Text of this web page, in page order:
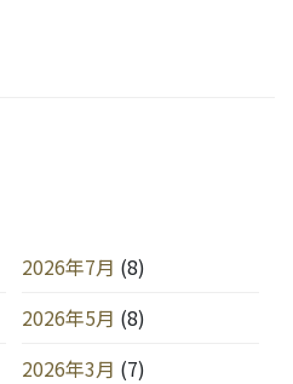
2026年7月 (8)
2026年5月 (8)
2026年3月 (7)